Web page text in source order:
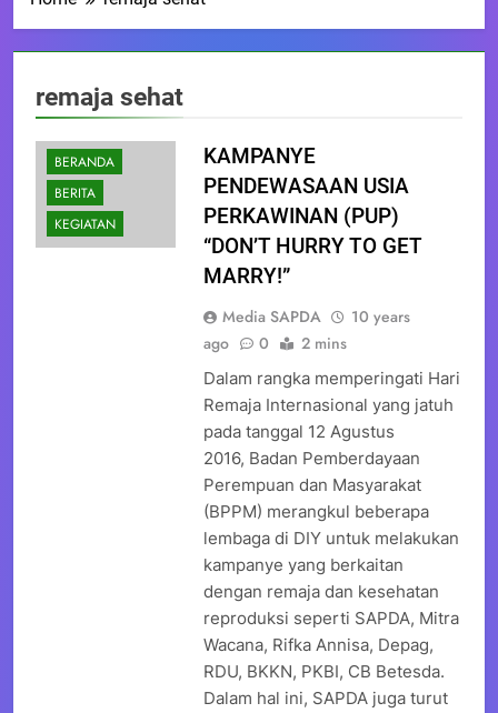
remaja sehat
BERANDA
BERITA
KEGIATAN
KAMPANYE
PENDEWASAAN USIA
PERKAWINAN (PUP)
“DON’T HURRY TO GET
MARRY!”
Media SAPDA
10 years
ago
0 2 mins
Dalam rangka memperingati Hari
Remaja Internasional yang jatuh
pada tanggal 12 Agustus
2016, Badan Pemberdayaan
Perempuan dan Masyarakat
(BPPM) merangkul beberapa
lembaga di DIY untuk melakukan
kampanye yang berkaitan
dengan remaja dan kesehatan
reproduksi seperti SAPDA, Mitra
Wacana, Rifka Annisa, Depag,
RDU, BKKN, PKBI, CB Betesda.
Dalam hal ini, SAPDA juga turut